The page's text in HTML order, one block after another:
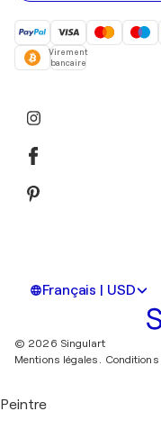
Virement
bancaire
Français | USD
© 2026 Singulart
Mentions légales. Conditions
Peintre